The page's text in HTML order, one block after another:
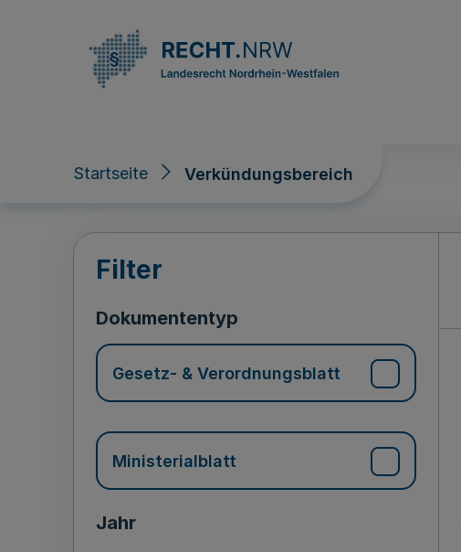
Startseite Verkündungsbereich
Verkündungsbereich
Filter
Dokumententyp
Gesetz- & Verordnungsblatt
Ministerialblatt
Jahr